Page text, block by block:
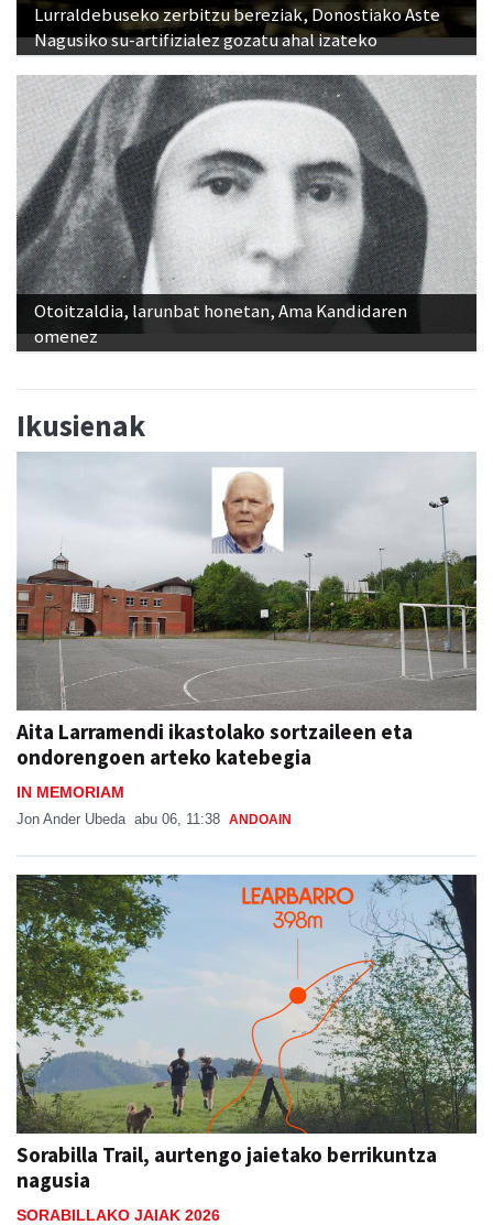
Lurraldebuseko zerbitzu bereziak, Donostiako Aste
Nagusiko su-artifizialez gozatu ahal izateko
Otoitzaldia, larunbat honetan, Ama Kandidaren
omenez
Ikusienak
Aita Larramendi ikastolako sortzaileen eta
ondorengoen arteko katebegia
IN MEMORIAM
Jon Ander Ubeda abu 06, 11:38 ANDOAIN
Sorabilla Trail, aurtengo jaietako berrikuntza
nagusia
SORABILLAKO JAIAK 2026